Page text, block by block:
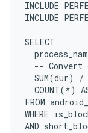
INCLUDE
INCLUDE
SELECT
-- Convert
SUM(dur) /
COUNT(*)
FROM
WHERE
AND